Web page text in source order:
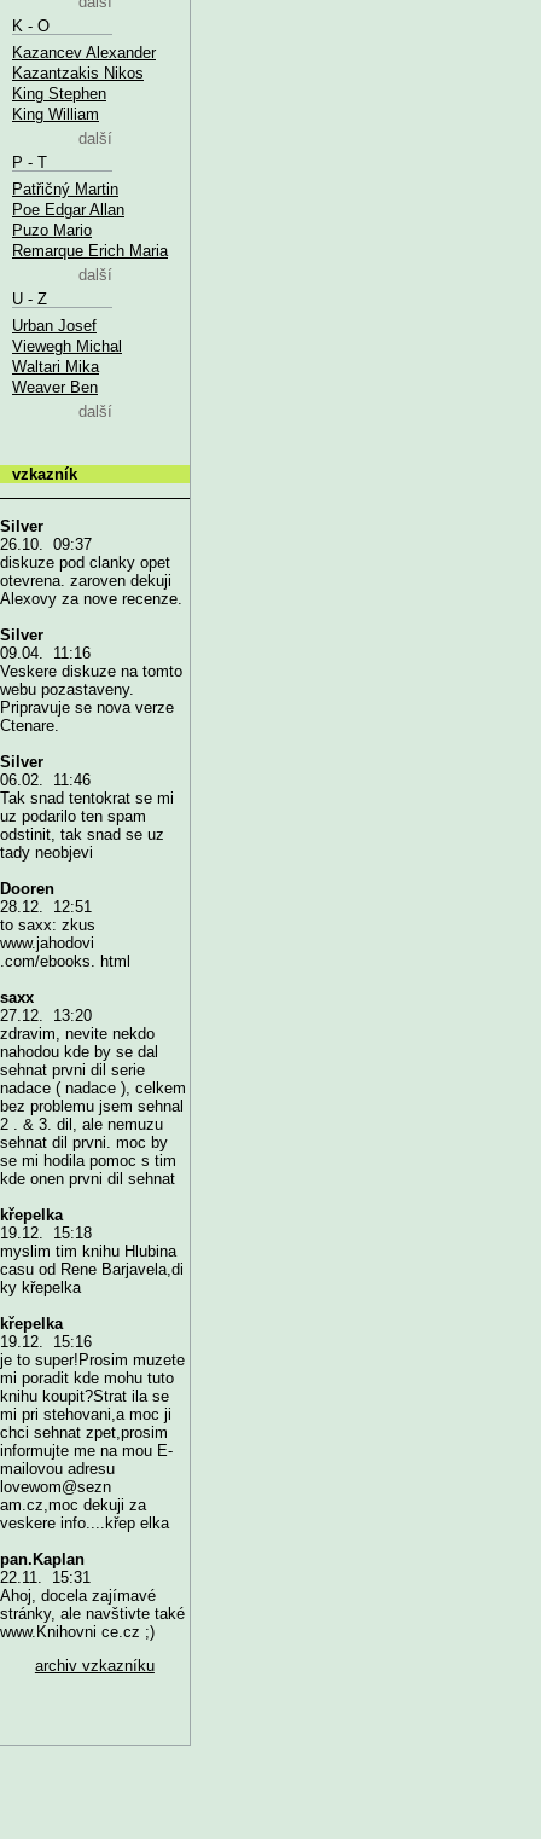
K - O
Kazancev Alexander
Kazantzakis Nikos
King Stephen
King William
další
P - T
Patřičný Martin
Poe Edgar Allan
Puzo Mario
Remarque Erich Maria
další
U - Z
Urban Josef
Viewegh Michal
Waltari Mika
Weaver Ben
další
vzkazník
Silver
26.10. 09:37
diskuze pod clanky opet
otevrena. zaroven dekuji
Alexovy za nove recenze.
Silver
09.04. 11:16
Veskere diskuze na tomto
webu pozastaveny.
Pripravuje se nova verze
Ctenare.
Silver
06.02. 11:46
Tak snad tentokrat se mi
uz podarilo ten spam
odstinit, tak snad se uz
tady neobjevi
Dooren
28.12. 12:51
to saxx: zkus
www.jahodovi
.com/ebooks. html
saxx
27.12. 13:20
zdravim, nevite nekdo
nahodou kde by se dal
sehnat prvni dil serie
nadace ( nadace ), celkem
bez problemu jsem sehnal
2 . & 3. dil, ale nemuzu
sehnat dil prvni. moc by
se mi hodila pomoc s tim
kde onen prvni dil sehnat
křepelka
19.12. 15:18
myslim tim knihu Hlubina
casu od Rene Barjavela,di
ky křepelka
křepelka
19.12. 15:16
je to super!Prosim muzete
mi poradit kde mohu tuto
knihu koupit?Strat ila se
mi pri stehovani,a moc ji
chci sehnat zpet,prosim
informujte me na mou E-
mailovou adresu
lovewom@sezn
am.cz,moc dekuji za
veskere info....křep elka
pan.Kaplan
22.11. 15:31
Ahoj, docela zajímavé
stránky, ale navštivte také
www.Knihovni ce.cz ;)
archiv vzkazníku